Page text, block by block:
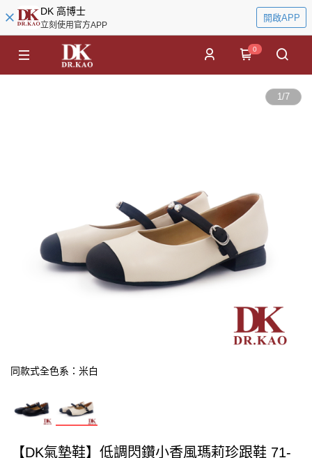
DK 高博士
立刻使用官方APP
開啟APP
0
1/7
同款式全色系：米白
【DK氣墊鞋】低調閃鑽小香風瑪莉珍跟鞋 71-